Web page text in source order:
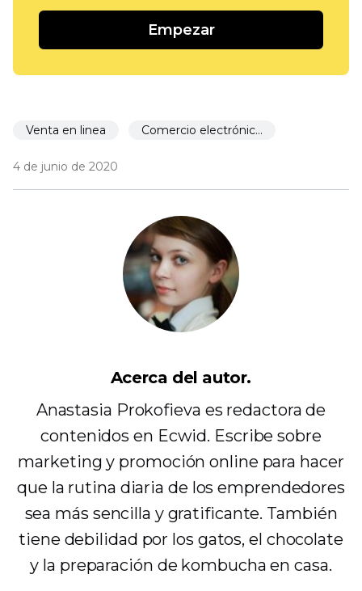
Empezar
Venta en linea Comercio electrónico para restaurantes
4 de junio de 2020
Acerca del autor.
Anastasia Prokofieva es redactora de
contenidos en Ecwid. Escribe sobre
marketing y promoción online para hacer
que la rutina diaria de los emprendedores
sea más sencilla y gratificante. También
tiene debilidad por los gatos, el chocolate
y la preparación de kombucha en casa.